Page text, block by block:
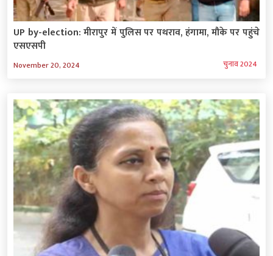
UP by-election: मीरापुर में पुलिस पर पथराव, हंगामा, मौके पर पहुंचे
एसएसपी
November 20, 2024 चुनाव 2024